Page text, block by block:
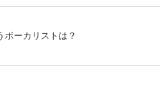
ボーカリストは？